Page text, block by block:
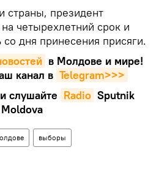
страны, президент
четырехлетний срок и
со дня принесения присяги.
в Молдове и мире!
канал в Telegram>>>
и слушайте Radio Sputnik
Moldova
выборы